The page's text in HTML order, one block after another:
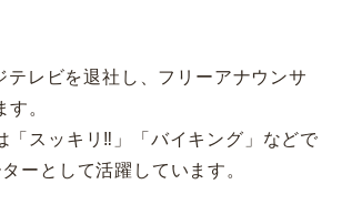
テレビを退社し、フリーアナウンサ
。
「スッキリ‼」「バイキング」などで
ーとして活躍しています。